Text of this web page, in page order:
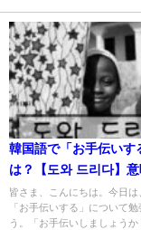
韓国語で「お手伝いす
は？【도와 드리다】
しよう！
皆さま、こんにちは。今日
「お手伝いする」について勉
う。「お手伝いしましょうか